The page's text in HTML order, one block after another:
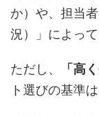
か）や、担当
況）」によっ
ただし、 「高
ト選びの基準